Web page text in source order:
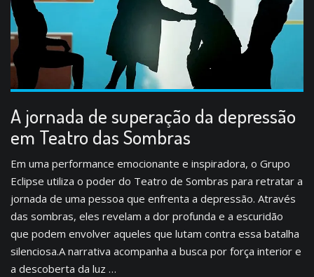
A jornada de superação da depressão
em Teatro das Sombras
Em uma performance emocionante e inspiradora, o Grupo
Eclipse utiliza o poder do Teatro de Sombras para retratar a
jornada de uma pessoa que enfrenta a depressão. Através
das sombras, eles revelam a dor profunda e a escuridão
que podem envolver aqueles que lutam contra essa batalha
silenciosa.A narrativa acompanha a busca por força interior e
a descoberta da luz …